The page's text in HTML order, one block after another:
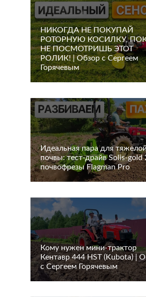
НИКОГДА НЕ ПОКУПАЙ
РОТОРНУЮ КОСИЛКУ,
НЕ ПОСМОТРИШЬ ЭТОТ
РОЛИК! | Обзор с Сергеем
Горячевым
Идеальная пара для
почвы: тест-драйв Solis-gold
почвофрезы Flagman Pro
Кому нужен мини-трактор
Кентавр 444 HST (Kubota) |
с Сергеем Горячевым